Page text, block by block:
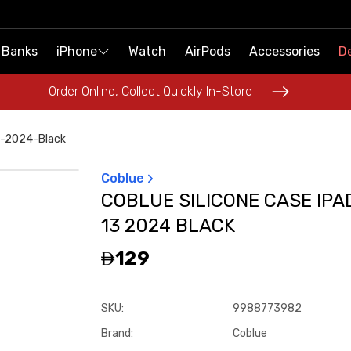
iPhone Watch AirPods Accessories
Order Online, Collect Quickly In-Store
iPhone Watch AirPods Accessories
Order Online, Collect Quickly In-Store
2024-Black
Coblue
COBLUE SILICONE CASE
13 2024 BLACK
129
SKU:
9988773982
Brand: Coblue